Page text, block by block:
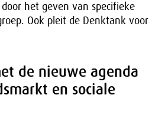
het geven van specifieke
Ook pleit de Denktank voor
de nieuwe agenda
en sociale